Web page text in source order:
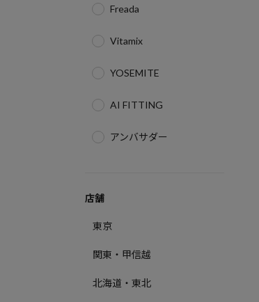
Freada
Vitamix
YOSEMITE
AI FITTING
アンバサダー
店舗
東京
関東・甲信越
北海道・東北